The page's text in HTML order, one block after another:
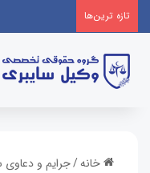
تازه‌ ترین‌ها
خانه/جرایم و دعاوی